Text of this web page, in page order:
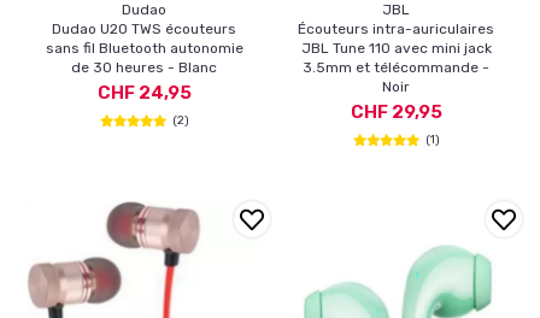
Dudao
Dudao U20 TWS écouteurs
sans fil Bluetooth autonomie
de 30 heures - Blanc
CHF 24,95
(2)
JBL
Écouteurs intra-auriculaires
JBL Tune 110 avec mini jack
3.5mm et télécommande -
Noir
CHF 29,95
(1)